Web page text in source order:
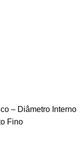
– Diâmetro Interno
Fino